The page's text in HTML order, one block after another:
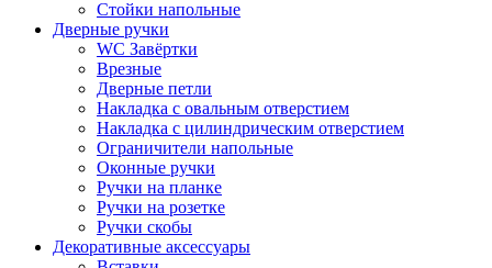
Стойки напольные
Дверные ручки
WC Завёртки
Врезные
Дверные петли
Накладка с овальным отверстием
Накладка с цилиндрическим отверстием
Ограничители напольные
Оконные ручки
Ручки на планке
Ручки на розетке
Ручки скобы
Декоративные аксессуары